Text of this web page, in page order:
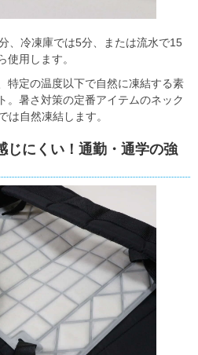
、冷凍庫では5分、または流水で15
使用します。
特定の温度以下で自然に凍結する素
。暑さ対策の定番アイテムのネック
自然凍結します。
じにくい！通勤・通学の強